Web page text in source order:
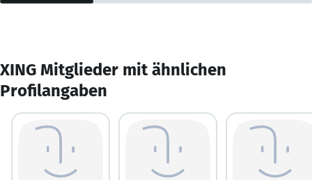
XING Mitglieder mit ähnlichen
Profilangaben